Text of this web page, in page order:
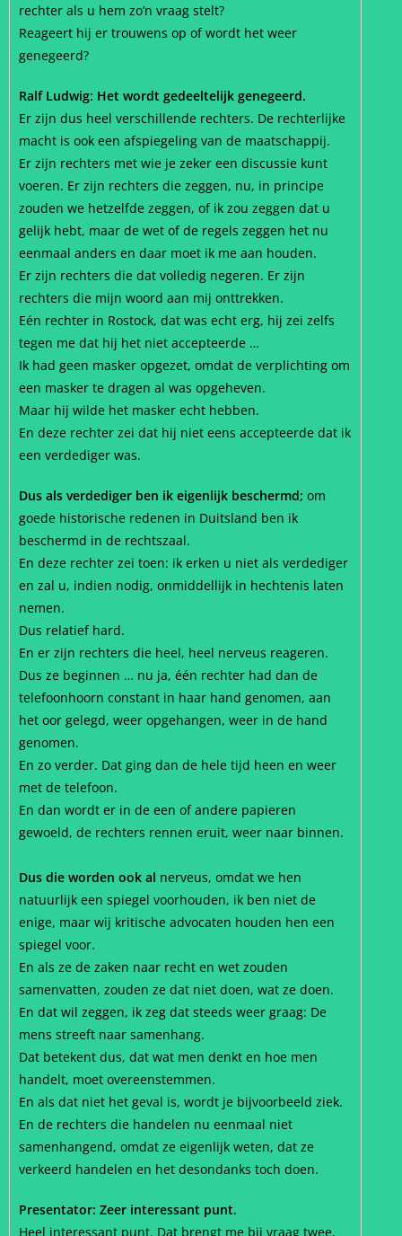
rechter als u hem zo’n vraag stelt?
Reageert hij er trouwens op of wordt het weer
genegeerd?
Ralf Ludwig: Het wordt gedeeltelijk genegeerd.
Er zijn dus heel verschillende rechters. De rechterlijke
macht is ook een afspiegeling van de maatschappij.
Er zijn rechters met wie je zeker een discussie kunt
voeren. Er zijn rechters die zeggen, nu, in principe
zouden we hetzelfde zeggen, of ik zou zeggen dat u
gelijk hebt, maar de wet of de regels zeggen het nu
eenmaal anders en daar moet ik me aan houden.
Er zijn rechters die dat volledig negeren. Er zijn
rechters die mijn woord aan mij onttrekken.
Eén rechter in Rostock, dat was echt erg, hij zei zelfs
tegen me dat hij het niet accepteerde …
Ik had geen masker opgezet, omdat de verplichting om
een masker te dragen al was opgeheven.
Maar hij wilde het masker echt hebben.
En deze rechter zei dat hij niet eens accepteerde dat ik
een verdediger was.
Dus als verdediger ben ik eigenlijk beschermd; om
goede historische redenen in Duitsland ben ik
beschermd in de rechtszaal.
En deze rechter zei toen: ik erken u niet als verdediger
en zal u, indien nodig, onmiddellijk in hechtenis laten
nemen.
Dus relatief hard.
En er zijn rechters die heel, heel nerveus reageren.
Dus ze beginnen … nu ja, één rechter had dan de
telefoonhoorn constant in haar hand genomen, aan
het oor gelegd, weer opgehangen, weer in de hand
genomen.
En zo verder. Dat ging dan de hele tijd heen en weer
met de telefoon.
En dan wordt er in de een of andere papieren
gewoeld, de rechters rennen eruit, weer naar binnen.
Dus die worden ook al nerveus, omdat we hen
natuurlijk een spiegel voorhouden, ik ben niet de
enige, maar wij kritische advocaten houden hen een
spiegel voor.
En als ze de zaken naar recht en wet zouden
samenvatten, zouden ze dat niet doen, wat ze doen.
En dat wil zeggen, ik zeg dat steeds weer graag: De
mens streeft naar samenhang.
Dat betekent dus, dat wat men denkt en hoe men
handelt, moet overeenstemmen.
En als dat niet het geval is, wordt je bijvoorbeeld ziek.
En de rechters die handelen nu eenmaal niet
samenhangend, omdat ze eigenlijk weten, dat ze
verkeerd handelen en het desondanks toch doen.
Presentator: Zeer interessant punt.
Heel interessant punt. Dat brengt me bij vraag twee,